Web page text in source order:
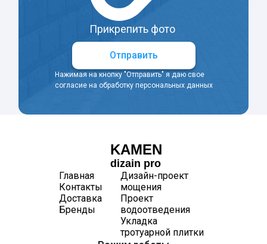
Прикрепить фото
Отправить
Нажимая на кнопку "Отправить" я даю свое
согласие на обработку персональных данных
KAMEN
dizain pro
Главная
Контакты
Доставка
Бренды
Дизайн-проект
мощения
Проект
водоотведения
Укладка
тротуарной плитки